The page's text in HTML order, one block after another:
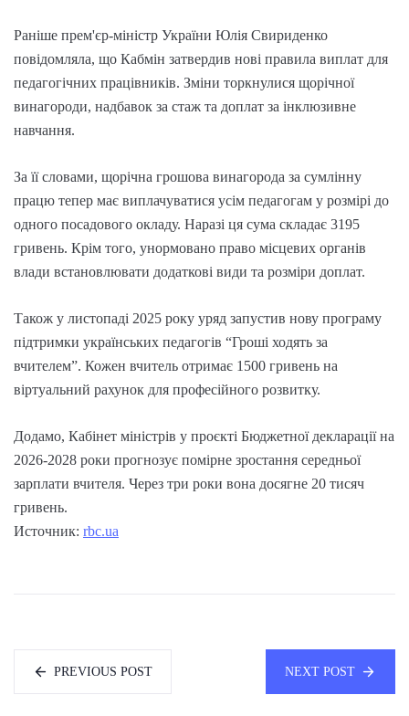
Раніше прем'єр-міністр України Юлія Свириденко
повідомляла, що Кабмін затвердив нові правила виплат для
педагогічних працівників. Зміни торкнулися щорічної
винагороди, надбавок за стаж та доплат за інклюзивне
навчання.
За її словами, щорічна грошова винагорода за сумлінну
працю тепер має виплачуватися усім педагогам у розмірі до
одного посадового окладу. Наразі ця сума складає 3195
гривень. Крім того, унормовано право місцевих органів
влади встановлювати додаткові види та розміри доплат.
Також у листопаді 2025 року уряд запустив нову програму
підтримки українських педагогів “Гроші ходять за
вчителем”. Кожен вчитель отримає 1500 гривень на
віртуальний рахунок для професійного розвитку.
Додамо, Кабінет міністрів у проєкті Бюджетної декларації на
2026-2028 роки прогнозує помірне зростання середньої
зарплати вчителя. Через три роки вона досягне 20 тисяч
гривень.
Источник: rbc.ua
PREVIOUS POST NEXT POST